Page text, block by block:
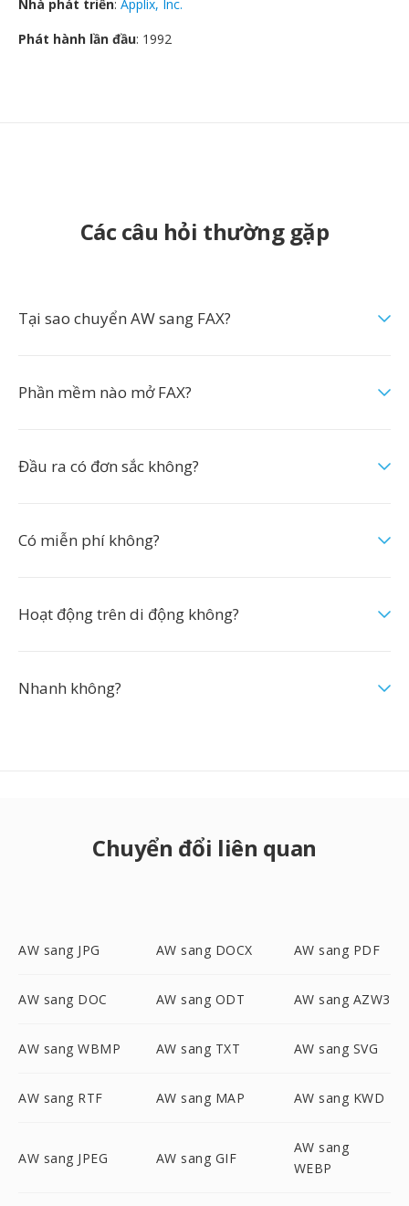
Nhà phát triển: Applix, Inc.
Phát hành lần đầu: 1992
Các câu hỏi thường gặp
Tại sao chuyển AW sang FAX?
Phần mềm nào mở FAX?
Đầu ra có đơn sắc không?
Có miễn phí không?
Hoạt động trên di động không?
Nhanh không?
Chuyển đổi liên quan
AW sang JPG AW sang DOCX AW sang PDF
AW sang DOC AW sang ODT AW sang AZW3
AW sang WBMP AW sang TXT AW sang SVG
AW sang RTF AW sang MAP AW sang KWD
AW sang JPEG AW sang GIF
AW sang
WEBP